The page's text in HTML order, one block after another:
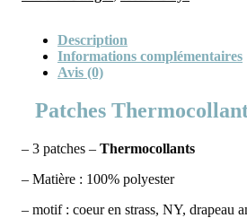
Description
Informations complémentaires
Avis (0)
Patches
– 3 patches – Thermocollants
– Matière : 100% polyester
– motif : coeur en strass, NY, drapeau